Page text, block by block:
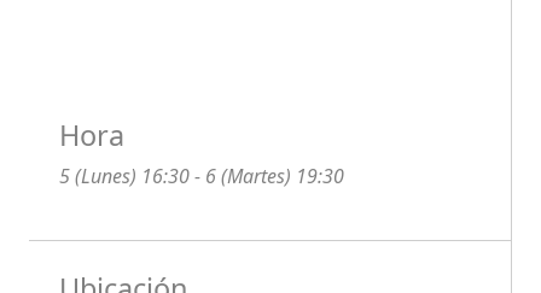
Hora
5 (Lunes) 16:30 - 6 (Martes) 19:30